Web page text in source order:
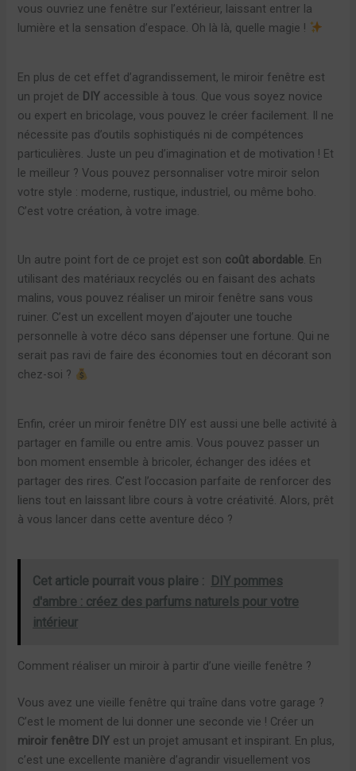
vous ouvriez une fenêtre sur l’extérieur, laissant entrer la
lumière et la sensation d’espace. Oh là là, quelle magie !
En plus de cet effet d’agrandissement, le miroir fenêtre est
un projet de DIY accessible à tous. Que vous soyez novice
ou expert en bricolage, vous pouvez le créer facilement. Il ne
nécessite pas d’outils sophistiqués ni de compétences
particulières. Juste un peu d’imagination et de motivation ! Et
le meilleur ? Vous pouvez personnaliser votre miroir selon
votre style : moderne, rustique, industriel, ou même boho.
C’est votre création, à votre image.
Un autre point fort de ce projet est son coût abordable. En
utilisant des matériaux recyclés ou en faisant des achats
malins, vous pouvez réaliser un miroir fenêtre sans vous
ruiner. C’est un excellent moyen d’ajouter une touche
personnelle à votre déco sans dépenser une fortune. Qui ne
serait pas ravi de faire des économies tout en décorant son
chez-soi ?
Enfin, créer un miroir fenêtre DIY est aussi une belle activité à
partager en famille ou entre amis. Vous pouvez passer un
bon moment ensemble à bricoler, échanger des idées et
partager des rires. C’est l’occasion parfaite de renforcer des
liens tout en laissant libre cours à votre créativité. Alors, prêt
à vous lancer dans cette aventure déco ?
Cet article pourrait vous plaire :
DIY pommes
d'ambre : créez des parfums naturels pour votre
intérieur
Comment réaliser un miroir à partir d’une vieille fenêtre ?
Vous avez une vieille fenêtre qui traîne dans votre garage ?
C’est le moment de lui donner une seconde vie ! Créer un
miroir fenêtre DIY est un projet amusant et inspirant. En plus,
c’est une excellente manière d’agrandir visuellement vos